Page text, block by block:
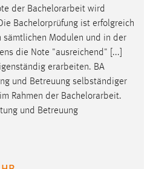
der Bachelorarbeit wird
Bachelorprüfung ist erfolgreich
sämtlichen Modulen und in der
die Note "ausreichend" [...]
erarbeiten. BA
und Betreuung selbständiger
Rahmen der Bachelorarbeit.
und Betreuung